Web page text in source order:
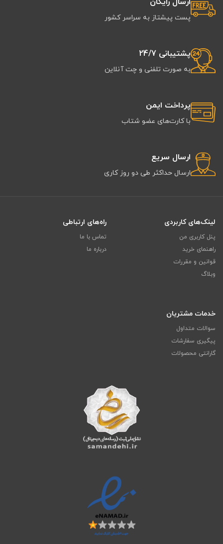
پست پیشتاز به سراسر کشور
پشتیبانی 24/7
به صورت تلفنی و چت آنلاین
پرداخت ایمن
با کارت‌های عضو شتاب
ارسال سریع
ارسال حداکثر طی دو روز کاری
لینک‌های کاربردی
پنل کاربری من
راهنمای خرید
قوانین و مقررات
وبلاگ
راه‌های ارتباطی
تماس با ما
درباره ما
خدمات مشتریان
سوالات متداول
پیگیری سفارشات
گارانتی محصولات